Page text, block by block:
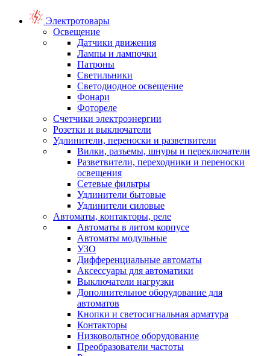
Электротовары
Освещение
Датчики движения
Лампы и лампочки
Патроны
Светильники
Светодиодное освещение
Фонари
Фотореле
Счетчики электроэнергии
Розетки и выключатели
Удлинители, переноски и разветвители
Вилки, разъемы, шнуры и переключатели
Разветвители, переходники и переноски
освещения
Сетевые фильтры
Удлинители бытовые
Удлинители силовые
Автоматы, контакторы, реле
Автоматы в литом корпусе
Автоматы модульные
УЗО
Дифференциальные автоматы
Аксессуары для автоматики
Выключатели нагрузки
Дополнительное оборудование для
автоматов
Кнопки и светосигнальная арматура
Контакторы
Низковольтное оборудование
Преобразователи частоты